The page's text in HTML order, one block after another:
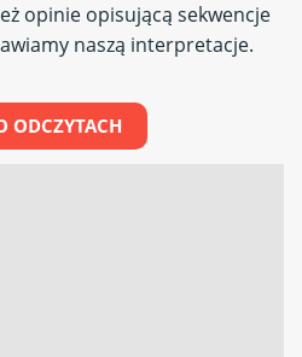
opinie opisującą sekwencje
naszą interpretacje.
ODCZYTACH